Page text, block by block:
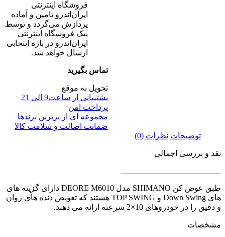
فروشگاه اینترنتی
ایران‌اندرو تامین و آماده
پردازش می‌گردد و توسط
پیک فروشگاه اینترنتی
ایران‌اندرو در بازه انتخابی
ارسال خواهد شد.
تماس بگیرید
تحویل به موقع
پشتیبانی از ساعت9 الی 21
پرداخت امن
مجموعه ای از برترین برندها
ضمانت اصالت و سلامت کالا
توضیحات نظرات (0)
نقد و بررسی اجمالی
طبق عوض کن SHIMANO مدل DEORE M6010 دارای گزینه های
های Down Swing و TOP SWING هستند که تعویض دنده های روان
و دقیق را در خودروهای 10×2 سرعته ارائه می دهند.
مشخصات